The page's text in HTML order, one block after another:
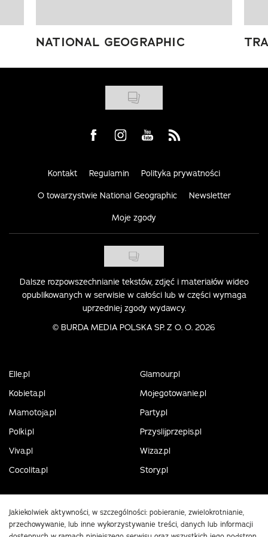
NATIONAL GEOGRAPHIC
Visit us on Facebook
Visit us on Instagram
Visit us on Youtube
Visit us on Rss
Kontakt Regulamin Polityka prywatności
O towarzystwie National Geographic Newsletter
Moje zgody
Dalsze rozpowszechnianie tekstów, zdjęć i materiałów wideo
opublikowanych w serwisie w całości lub w części wymaga
uprzedniej zgody wydawcy.
© BURDA MEDIA POLSKA SP. Z O. O. 2026
Elle.pl
Glamour.pl
Kobieta.pl
Mojegotowanie.pl
Mamotoja.pl
Party.pl
Polki.pl
Przyslijprzepis.pl
Viva.pl
Wizaz.pl
Cocolita.pl
Story.pl
Jakiekolwiek aktywności, w szczególności: pobieranie, zwielokrotnianie,
przechowywanie, lub inne wykorzystywanie treści, danych lub informacji